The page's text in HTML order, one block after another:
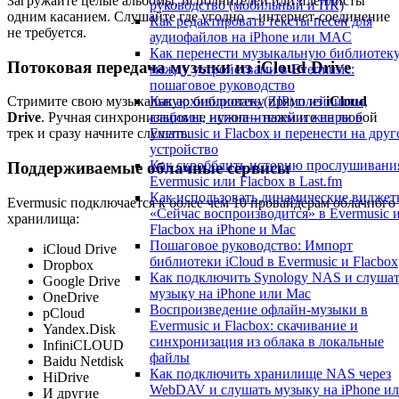
руководство (мобильный и ПК)
Как редактировать тексты песен для
аудиофайлов на iPhone или MAC
Как перенести музыкальную
между устройствами в Evermusic:
пошаговое руководство
Как архивировать (ZIP) плейлисты,
альбомы, исполнителей и жанры в
Evermusic и Flacbox и перенести на
устройство
Как скробблить историю
Evermusic или Flacbox в Last.fm
Как использовать динамические
«Сейчас воспроизводится» в Evermusic
Flacbox на iPhone и Mac
Пошаговое руководство: Импорт
библиотеки iCloud в Evermusic и Flacbox
Как подключить Synology NAS и
музыку на iPhone или Mac
Воспроизведение офлайн-музыки в
Evermusic и Flacbox: скачивание и
синхронизация из облака в локальные
файлы
Как подключить хранилище NAS через
WebDAV и слушать музыку на iPhone
одним касанием. Слушайте где угодно – интернет-соединение
не требуется.
Потоковая передача музыки из iCloud Drive
Стримите свою музыкальную библиотеку прямо изiCloud
Drive. Ручная синхронизация не нужна – нажмите на любой
трек и сразу начните слушать.
Поддерживаемые облачные сервисы
Evermusic подключается к более чем 10 провайдерам облачного
хранилища:
iCloud Drive
Dropbox
Google Drive
OneDrive
pCloud
Yandex.Disk
InfiniCLOUD
Baidu Netdisk
HiDrive
И другие